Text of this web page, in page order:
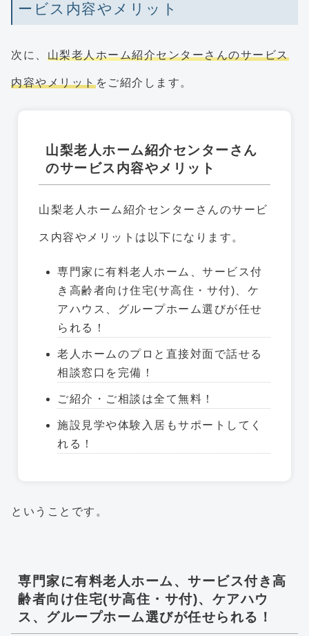
ービス内容やメリット
次に、 山梨老人ホーム紹介センターさんのサービス
内容やメリットをご紹介します。
山梨老人ホーム紹介センターさん
のサービス内容やメリット
山梨老人ホーム紹介センターさんのサービ
ス内容やメリットは以下になります。
専門家に有料老人ホーム、サービス付
き高齢者向け住宅(サ高住・サ付)、ケ
アハウス、グループホーム選びが任せ
られる！
老人ホームのプロと直接対面で話せる
相談窓口を完備！
ご紹介・ご相談は全て無料！
施設見学や体験入居もサポートしてく
れる！
ということです。
専門家に有料老人ホーム、サービス付き高
齢者向け住宅(サ高住・サ付)、ケアハウ
ス、グループホーム選びが任せられる！